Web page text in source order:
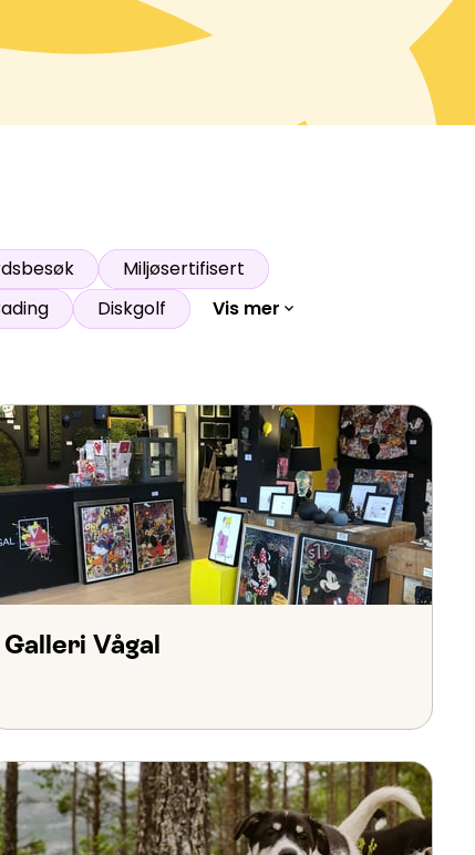
Miljøsertifisert
Diskgolf Vis mer expand_more
Galleri Vågal